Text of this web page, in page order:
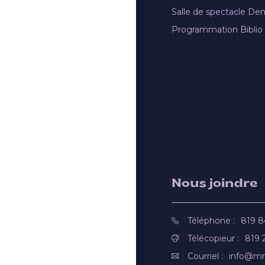
Salle de spectacle
Programmation Biblio
Nous joindre
Téléphone :
819
Télécopieur :
819
Courriel :